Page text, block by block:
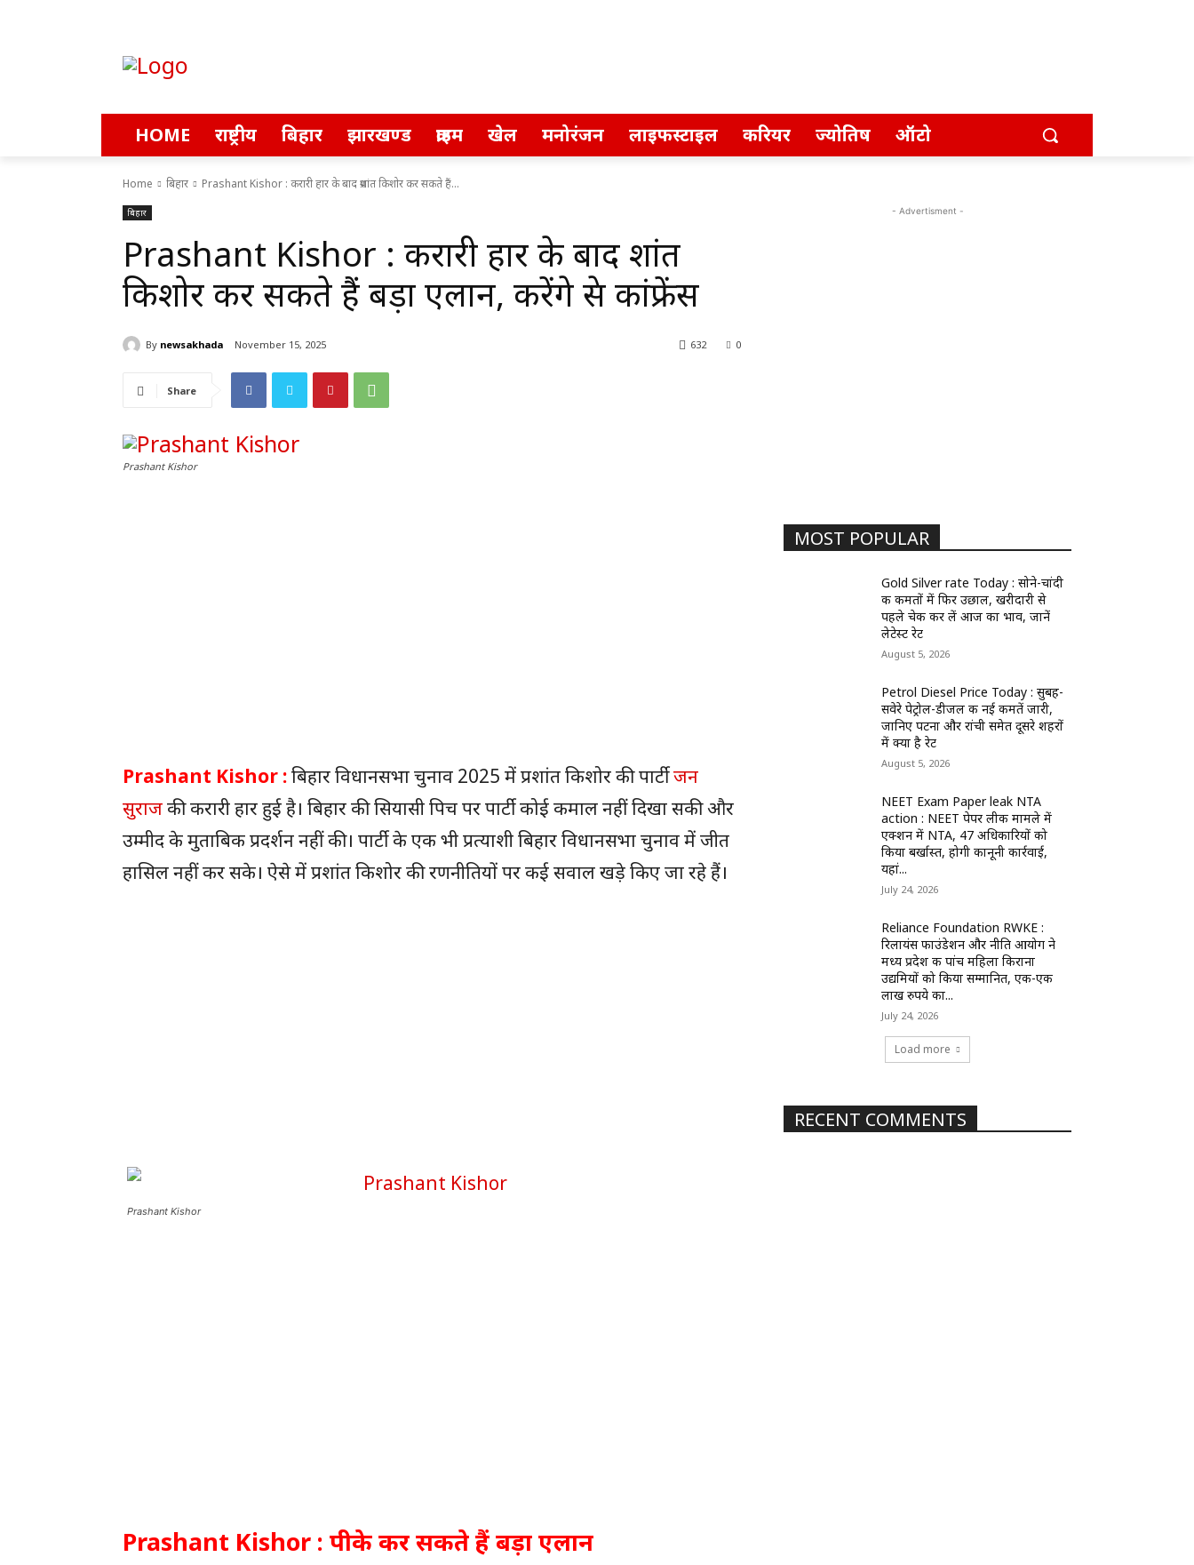
HOME राष्ट्रीय बिहार झारखण्ड क्राइम खेल मनोरंजन लाइफस्टाइल करियर ज्योतिष ऑटो
Home बिहार Prashant Kishor : करारी हार के बाद प्रशांत किशोर कर सकते हैं...
बिहार
Prashant Kishor : करारी हार के बाद प्रशांत
किशोर कर सकते हैं बड़ा एलान, करेंगे प्रेस कांफ्रेंस
By newsakhada November 15, 2025 0
632
Share
Prashant Kishor
Prashant Kishor :बिहार विधानसभा चुनाव 2025 में प्रशांत किशोर की पार्टीजन
सुराजकी करारी हार हुई है। बिहार की सियासी पिच पर पार्टी कोई कमाल नहीं दिखा सकी और
उम्मीद के मुताबिक प्रदर्शन नहीं की। पार्टी के एक भी प्रत्याशी बिहार विधानसभा चुनाव में जीत
हासिल नहीं कर सके। ऐसे में प्रशांत किशोर की रणनीतियों पर कई सवाल खड़े किए जा रहे हैं।
Prashant Kishor
Prashant Kishor : पीके कर सकते हैं बड़ा एलान
- Advertisment -
MOST POPULAR
Gold Silver rate Today : सोने-चांदी
की कीमतों में फिर उछाल, खरीदारी से
पहले चेक कर लें आज का भाव, जानें
लेटेस्ट रेट
August 5, 2026
Petrol Diesel Price Today : सुबह-
सवेरे पेट्रोल-डीजल की नई कीमतें जारी,
जानिए पटना और रांची समेत दूसरे शहरों
में क्या है रेट
August 5, 2026
NEET Exam Paper leak NTA
action : NEET पेपर लीक मामले में
एक्शन में NTA, 47 अधिकारियों को
किया बर्खास्त, होगी कानूनी कार्रवाई,
यहां...
July 24, 2026
Reliance Foundation RWKE :
रिलायंस फाउंडेशन और नीति आयोग ने
मध्य प्रदेश की पांच महिला किराना
उद्यमियों को किया सम्मानित, एक-एक
लाख रुपये का...
July 24, 2026
Load more
RECENT COMMENTS